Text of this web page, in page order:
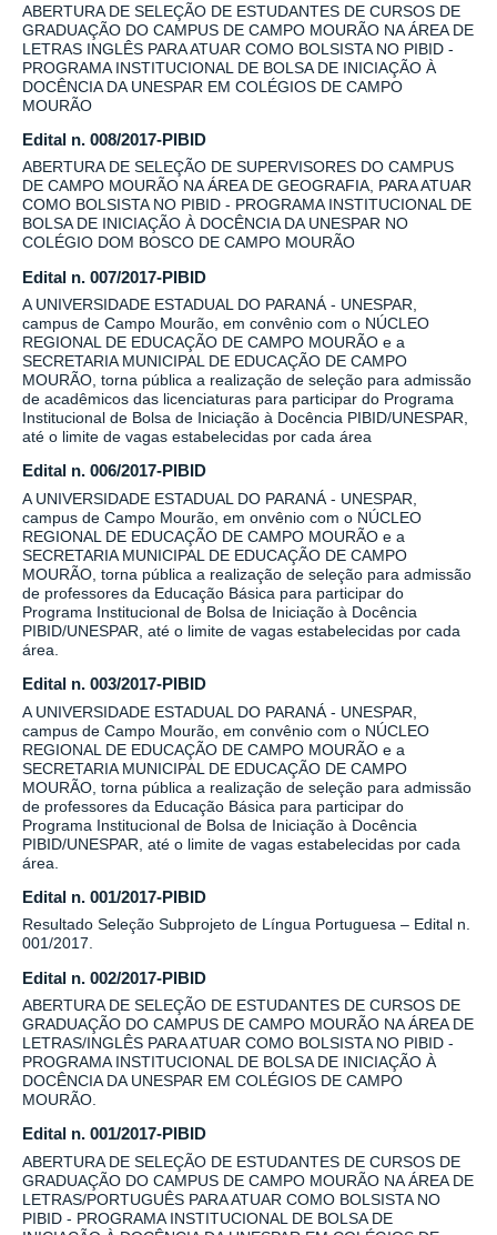
ABERTURA DE SELEÇÃO DE ESTUDANTES DE CURSOS DE
GRADUAÇÃO DO CAMPUS DE CAMPO MOURÃO NA ÁREA DE
LETRAS INGLÊS PARA ATUAR COMO BOLSISTA NO PIBID -
PROGRAMA INSTITUCIONAL DE BOLSA DE INICIAÇÃO À
DOCÊNCIA DA UNESPAR EM COLÉGIOS DE CAMPO
MOURÃO
Edital n. 008/2017-PIBID
ABERTURA DE SELEÇÃO DE SUPERVISORES DO CAMPUS
DE CAMPO MOURÃO NA ÁREA DE GEOGRAFIA, PARA ATUAR
COMO BOLSISTA NO PIBID - PROGRAMA INSTITUCIONAL DE
BOLSA DE INICIAÇÃO À DOCÊNCIA DA UNESPAR NO
COLÉGIO DOM BOSCO DE CAMPO MOURÃO
Edital n. 007/2017-PIBID
A UNIVERSIDADE ESTADUAL DO PARANÁ - UNESPAR,
campus de Campo Mourão, em convênio com o NÚCLEO
REGIONAL DE EDUCAÇÃO DE CAMPO MOURÃO e a
SECRETARIA MUNICIPAL DE EDUCAÇÃO DE CAMPO
MOURÃO, torna pública a realização de seleção para admissão
de acadêmicos das licenciaturas para participar do Programa
Institucional de Bolsa de Iniciação à Docência PIBID/UNESPAR,
até o limite de vagas estabelecidas por cada área
Edital n. 006/2017-PIBID
A UNIVERSIDADE ESTADUAL DO PARANÁ - UNESPAR,
campus de Campo Mourão, em onvênio com o NÚCLEO
REGIONAL DE EDUCAÇÃO DE CAMPO MOURÃO e a
SECRETARIA MUNICIPAL DE EDUCAÇÃO DE CAMPO
MOURÃO, torna pública a realização de seleção para admissão
de professores da Educação Básica para participar do
Programa Institucional de Bolsa de Iniciação à Docência
PIBID/UNESPAR, até o limite de vagas estabelecidas por cada
área.
Edital n. 003/2017-PIBID
A UNIVERSIDADE ESTADUAL DO PARANÁ - UNESPAR,
campus de Campo Mourão, em convênio com o NÚCLEO
REGIONAL DE EDUCAÇÃO DE CAMPO MOURÃO e a
SECRETARIA MUNICIPAL DE EDUCAÇÃO DE CAMPO
MOURÃO, torna pública a realização de seleção para admissão
de professores da Educação Básica para participar do
Programa Institucional de Bolsa de Iniciação à Docência
PIBID/UNESPAR, até o limite de vagas estabelecidas por cada
área.
Edital n. 001/2017-PIBID
Resultado Seleção Subprojeto de Língua Portuguesa – Edital n.
001/2017.
Edital n. 002/2017-PIBID
ABERTURA DE SELEÇÃO DE ESTUDANTES DE CURSOS DE
GRADUAÇÃO DO CAMPUS DE CAMPO MOURÃO NA ÁREA DE
LETRAS/INGLÊS PARA ATUAR COMO BOLSISTA NO PIBID -
PROGRAMA INSTITUCIONAL DE BOLSA DE INICIAÇÃO À
DOCÊNCIA DA UNESPAR EM COLÉGIOS DE CAMPO
MOURÃO.
Edital n. 001/2017-PIBID
ABERTURA DE SELEÇÃO DE ESTUDANTES DE CURSOS DE
GRADUAÇÃO DO CAMPUS DE CAMPO MOURÃO NA ÁREA DE
LETRAS/PORTUGUÊS PARA ATUAR COMO BOLSISTA NO
PIBID - PROGRAMA INSTITUCIONAL DE BOLSA DE